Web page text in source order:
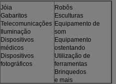
Jóia
Gabaritos
Telecomunicações
Iluminação
Dispositivos
médicos
Dispositivos
fotográficos
Robôs
Esculturas
Equipamento de
som
Equipamento
ostentando
Utilização de
ferramentas
Brinquedos
e mais